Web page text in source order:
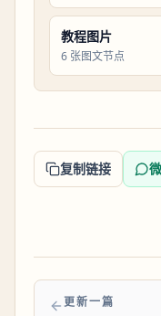
教程图片
6 张图文节点
复制链接
更新一篇